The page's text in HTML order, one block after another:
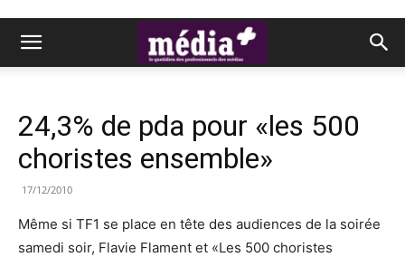
24,3% de pda pour «les 500
choristes ensemble»
17/12/2010
Même si TF1 se place en tête des audiences de la soirée
samedi soir, Flavie Flament et «Les 500 choristes